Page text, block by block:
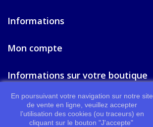
Informations
Mon compte
Informations sur votre boutique
En poursuivant votre navigation sur notre site
de vente en ligne, veuillez accepter
l’utilisation des cookies (ou traceurs) en
cliquant sur le bouton "J'accepte"